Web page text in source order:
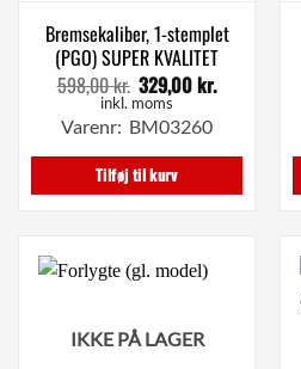
Bremsekaliber, 1-stemplet
(PGO) SUPER KVALITET
598,00kr. Den
oprindelige
pris
var:
598,00 kr..
329,00kr.
329,00 kr..
inkl. moms
Varenr: BM03260
Tilføj til kurv
IKKE PÅ LAGER